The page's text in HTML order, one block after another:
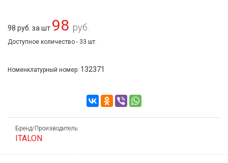
98 руб. за шт 98 руб.
Доступное количество - 33 шт.
Номенклатурный номер: 132371
Бренд/Производитель:
ITALON